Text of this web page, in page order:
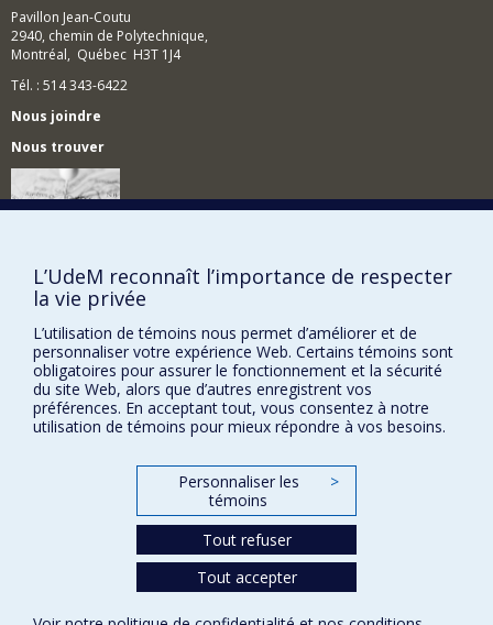
Pavillon Jean-Coutu
2940, chemin de Polytechnique,
Montréal, Québec H3T 1J4
Tél. : 514 343-6422
Nous joindre
Nous trouver
Paramètres des témoins
Université de
L’UdeM reconnaît l’importance de respecter
la vie privée
L’utilisation de témoins nous permet d’améliorer et de
personnaliser votre expérience Web. Certains témoins sont
obligatoires pour assurer le fonctionnement et la sécurité
du site Web, alors que d’autres enregistrent vos
préférences. En acceptant tout, vous consentez à notre
utilisation de témoins pour mieux répondre à vos besoins.
Personnaliser les
témoins
>
Tout refuser
Tout accepter